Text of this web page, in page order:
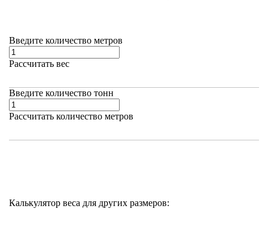
Введите количество метров
Рассчитать вес
Введите количество тонн
Рассчитать количество метров
Калькулятор веса для других размеров: